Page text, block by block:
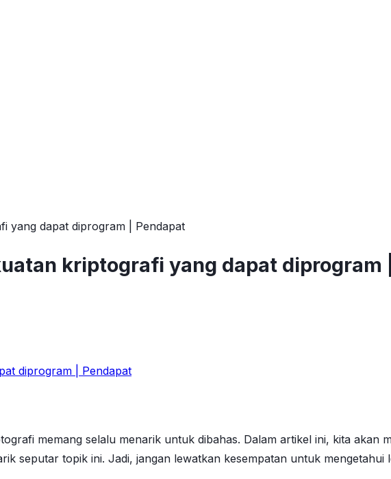
yang dapat diprogram | Pendapat
kriptografi yang dapat diprogram
diprogram | Pendapat
memang selalu menarik untuk dibahas. Dalam artikel ini, kita akan
seputar topik ini. Jadi, jangan lewatkan kesempatan untuk mengetahui